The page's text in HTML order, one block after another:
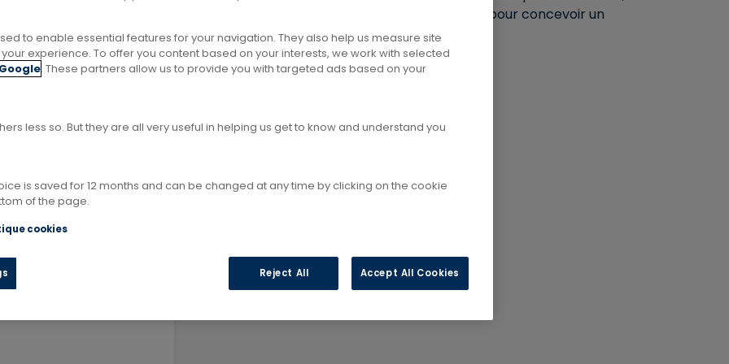
à Chambray-lès-Tours, où nos créateurs cuisinistes vous accompagnent pour concevoir un
et à vos envies.
LÈS-
to enable essential features for your navigation. They also help us measure site
experience. To offer you content based on your interests, we work with selected
Google. These partners allow us to provide you with targeted ads based on your
less so. But they are all very useful in helping us get to know and understand you
is saved for 12 months and can be changed at any time by clicking on the cookie
of the page.
cookies
Reject All Accept All Cookies